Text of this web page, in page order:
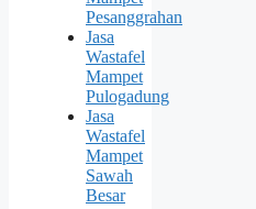
Pesanggrahan
Jasa
Wastafel
Mampet
Pulogadung
Jasa
Wastafel
Mampet
Sawah
Besar